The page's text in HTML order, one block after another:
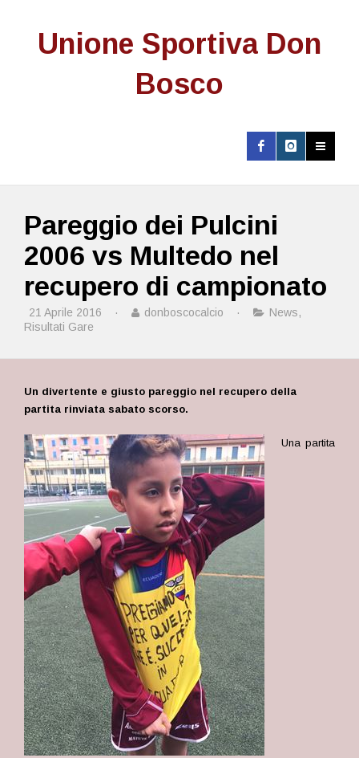
Unione Sportiva Don
Bosco
Pareggio dei Pulcini
2006 vs Multedo nel
recupero di campionato
21 Aprile 2016 · donboscocalcio · News,
Risultati Gare
Un divertente e giusto pareggio nel recupero della
partita rinviata sabato scorso.
Una partita